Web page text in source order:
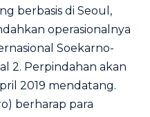
berbasis di Seoul,
operasionalnya
Soekarno-
2. Perpindahan akan
2019 mendatang.
berharap para